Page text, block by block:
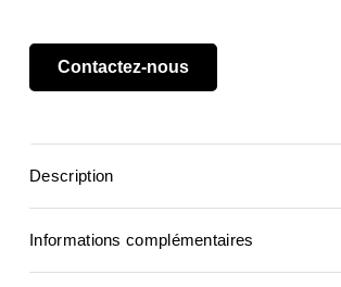
Contactez-nous
Description
Informations complémentaires